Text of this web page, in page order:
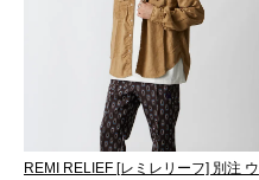
REMI RELIEF [レミレリーフ] 別注 ウ